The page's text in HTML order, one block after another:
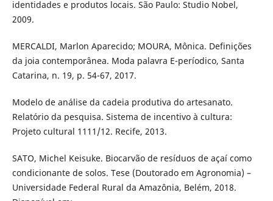
identidades e produtos locais. São Paulo: Studio Nobel,
2009.
MERCALDI, Marlon Aparecido; MOURA, Mônica. Definições
da joia contemporânea. Moda palavra E-períodico, Santa
Catarina, n. 19, p. 54-67, 2017.
Modelo de análise da cadeia produtiva do artesanato.
Relatório da pesquisa. Sistema de incentivo à cultura:
Projeto cultural 1111/12. Recife, 2013.
SATO, Michel Keisuke. Biocarvão de resíduos de açaí como
condicionante de solos. Tese (Doutorado em Agronomia) –
Universidade Federal Rural da Amazônia, Belém, 2018.